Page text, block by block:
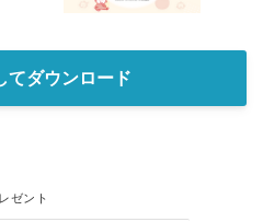
てダウンロード
ゼント